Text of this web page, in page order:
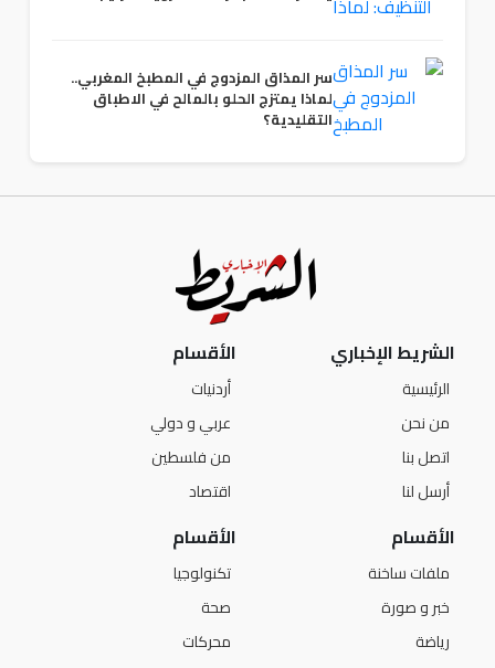
سر المذاق المزدوج في المطبخ المغربي..
لماذا يمتزج الحلو بالمالح في الاطباق
التقليدية؟
الشريط الإخباري
الرئيسية
من نحن
اتصل بنا
أرسل لنا
الأقسام
أردنيات
عربي و دولي
من فلسطين
اقتصاد
الأقسام
ملفات ساخنة
خبر و صورة
رياضة
الأقسام
تكنولوجيا
صحة
محركات